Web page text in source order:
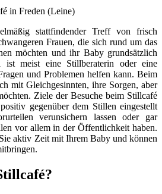
stattfindender Treff von frisch
Frauen, die sich rund um das
möchten und ihr Baby grundsätzlich
meist eine Stillberaterin oder eine
und Problemen helfen kann. Beim
mit Gleichgesinnten, ihre Sorgen, aber
Ziele der Besuche beim Stillcafé
gegenüber dem Stillen eingestellt
verunsichern lassen oder gar
vor allem in der Öffentlichkeit haben.
aktiv Zeit mit Ihrem Baby und können